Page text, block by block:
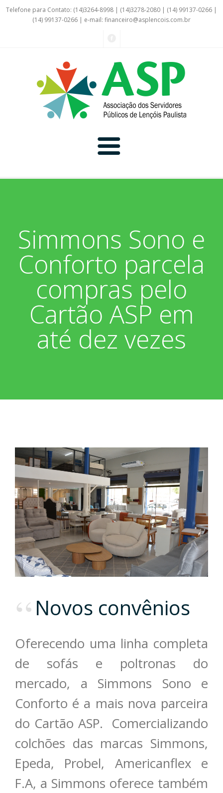
Telefone para Contato: (14)3264-8998 | (14)3278-2080 | (14) 99137-0266 |
(14) 99137-0266 | e-mail: financeiro@asplencois.com.br
Convênio Online
Notícias
Vídeos
Aniversariantes
Boletim Informativo
Extrato do Cartão ASP
Nossos Convênios
Sobre
Diretoria
Nossa História
Simmons Sono e
Conforto parcela
compras pelo
Cartão ASP em
até dez vezes
Novos convênios
Oferecendo uma linha completa
de sofás e poltronas do
mercado, a Simmons Sono e
Conforto é a mais nova parceira
do Cartão ASP. Comercializando
colchões das marcas Simmons,
Epeda, Probel, Americanflex e
F.A, a Simmons oferece também